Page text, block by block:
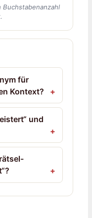
Buchstabenanzahl
für
Kontext?
und